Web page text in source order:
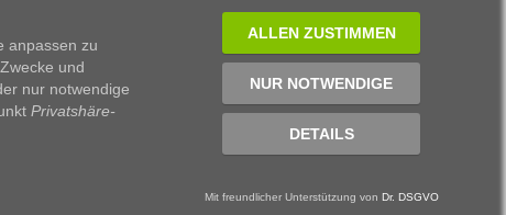
anpassen zu
und
nur notwendige
Privatshäre-
ALLEN ZUSTIMMEN
NUR NOTWENDIGE
DETAILS
Mit freundlicher Unterstützung von Dr. DSGVO